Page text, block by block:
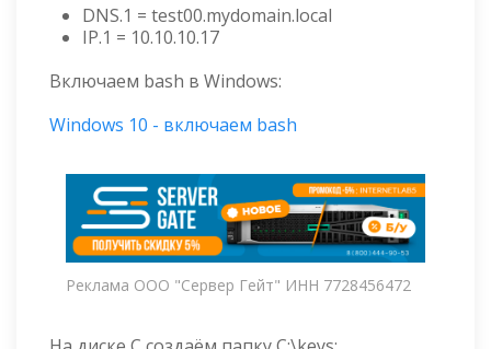
DNS.1 = test00.mydomain.local
IP.1 = 10.10.10.17
Включаем bash в Windows:
Windows 10 - включаем bash
Реклама ООО "Сервер Гейт" ИНН 7728456472